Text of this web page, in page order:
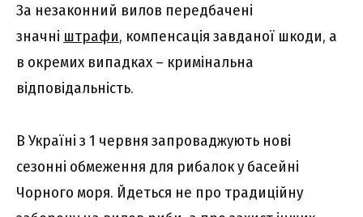
За незаконний вилов передбачені
значні штрафи, компенсація завданої шкоди, а
в окремих випадках – кримінальна
відповідальність.
В Україні з 1 червня запроваджують нові
сезонні обмеження для рибалок у басейні
Чорного моря. Йдеться не про традиційну